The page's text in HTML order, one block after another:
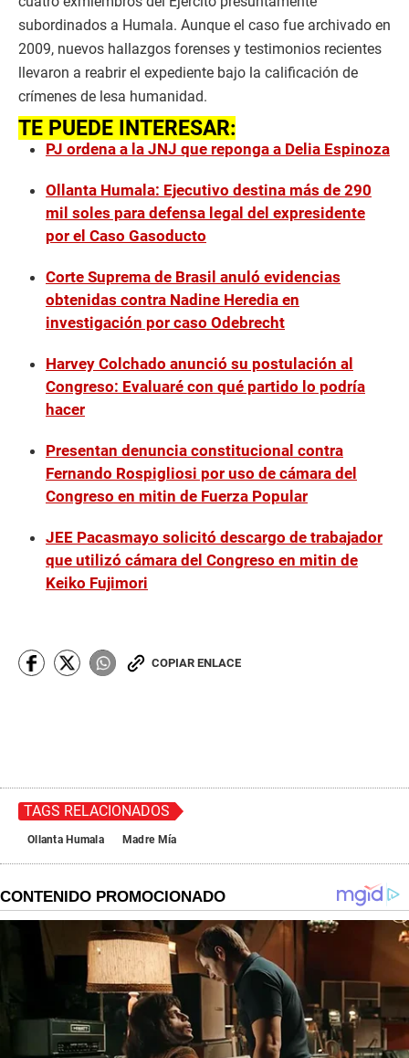
subordinados a Humala. Aunque el caso fue archivado en
2009, nuevos hallazgos forenses y testimonios recientes
llevaron a reabrir el expediente bajo la calificación de
crímenes de lesa humanidad.
TE PUEDE INTERESAR:
PJ ordena a la JNJ que reponga a Delia Espinoza
Ollanta Humala: Ejecutivo destina más de 290
mil soles para defensa legal del expresidente
por el Caso Gasoducto
Corte Suprema de Brasil anuló evidencias
obtenidas contra Nadine Heredia en
investigación por caso Odebrecht
Harvey Colchado anunció su postulación al
Congreso: Evaluaré con qué partido lo podría
hacer
Presentan denuncia constitucional contra
Fernando Rospigliosi por uso de cámara del
Congreso en mitin de Fuerza Popular
JEE Pacasmayo solicitó descargo de trabajador
que utilizó cámara del Congreso en mitin de
Keiko Fujimori
COPIAR ENLACE
TAGS RELACIONADOS
Ollanta Humala Madre Mía